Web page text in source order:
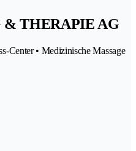
THERAPIE AG
Center • Medizinische Massage